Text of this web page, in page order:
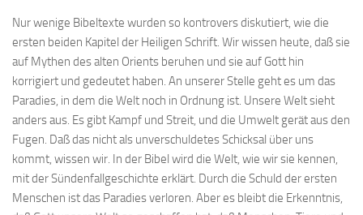
Nur wenige Bibeltexte wurden so kontrovers diskutiert, wie die
ersten beiden Kapitel der Heiligen Schrift. Wir wissen heute, daß sie
auf Mythen des alten Orients beruhen und sie auf Gott hin
korrigiert und gedeutet haben. An unserer Stelle geht es um das
Paradies, in dem die Welt noch in Ordnung ist. Unsere Welt sieht
anders aus. Es gibt Kampf und Streit, und die Umwelt gerät aus den
Fugen. Daß das nicht als unverschuldetes Schicksal über uns
kommt, wissen wir. In der Bibel wird die Welt, wie wir sie kennen,
mit der Sündenfallgeschichte erklärt. Durch die Schuld der ersten
Menschen ist das Paradies verloren. Aber es bleibt die Erkenntnis,